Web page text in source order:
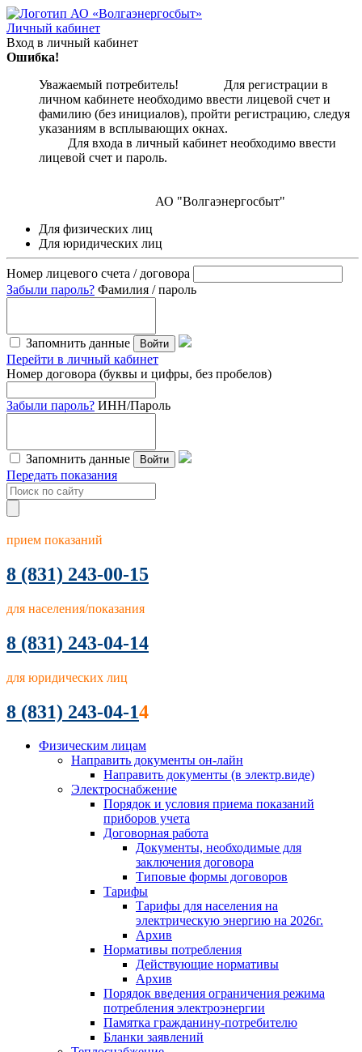
Личный кабинет
Вход в личный кабинет
Ошибка!
Уважаемый потребитель! Для регистрации в
личном кабинете необходимо ввести лицевой счет и
фамилию (без инициалов), пройти регистрацию, следуя
указаниям в всплывающих окнах.
Для входа в личный кабинет необходимо ввести
лицевой счет и пароль.
АО "Волгаэнергосбыт"
Для физических лиц
Для юридических лиц
Номер лицевого счета / договора
Забыли пароль? Фамилия / пароль
Запомнить данные Войти
Перейти в личный кабинет
Номер договора (буквы и цифры, без пробелов)
Забыли пароль? ИНН/Пароль
Запомнить данные Войти
Передать показания
прием показаний
8 (831) 243-00-15
для населения/показания
8 (831) 243-04-14
для юридических лиц
8 (831) 243-04-14
Физическим лицам
Направить документы он-лайн
Направить документы (в электр.виде)
Электроснабжение
Порядок и условия приема показаний
приборов учета
Договорная работа
Документы, необходимые для
заключения договора
Типовые формы договоров
Тарифы
Тарифы для населения на
электрическую энергию на 2026г.
Архив
Нормативы потребления
Действующие нормативы
Архив
Порядок введения ограничения режима
потребления электроэнергии
Памятка гражданину-потребителю
Бланки заявлений